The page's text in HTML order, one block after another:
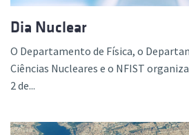
Dia Nuclear
O Departamento de Física, o
Ciências Nucleares e o NFIST
2 de...